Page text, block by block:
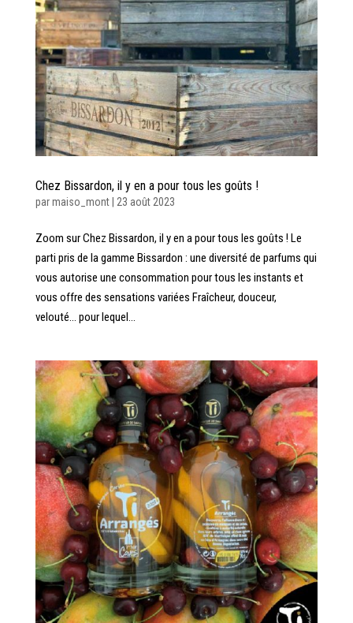
Chez Bissardon, il y en a pour tous les goûts !
parmaiso_mont| 23 août 2023
Zoom sur Chez Bissardon, il y en a pour tous les goûts ! Le
parti pris de la gamme Bissardon : une diversité de parfums qui
vous autorise une consommation pour tous les instants et
vous offre des sensations variées Fraîcheur, douceur,
velouté… pour lequel...